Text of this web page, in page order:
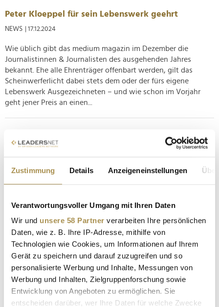
Zustimmung Details Anzeigeneinstellungen
Verantwortungsvoller Umgang mit Ihren Daten
Wir und unsere 58 Partner verarbeiten Ihre persönlichen
Daten, wie z. B. Ihre IP-Adresse, mithilfe von
Technologien wie Cookies, um Informationen auf Ihrem
Gerät zu speichern und darauf zuzugreifen und so
personalisierte Werbung und Inhalte, Messungen von
Werbung und Inhalten, Zielgruppenforschung sowie
Entwicklung von Angeboten zu ermöglichen. Sie
entscheiden darüber, wer Ihre Daten für welche Zwecke
Peter Kloeppel für sein Lebenswerk geehrt
NEWS | 17.12.2024
Wie üblich gibt das medium magazin im Dezember die
Journalistinnen & Journalisten des ausgehenden Jahres
bekannt. Ehe alle Ehrenträger offenbart werden, gilt das
Scheinwerferlicht dabei stets dem oder der fürs eigene
Lebenswerk Ausgezeichneten – und wie schon im Vorjahr
geht jener Preis an einen...
bekannt
NEWS | 09.12.2024
der renommierten Preisverleihung am Sonntag, 05. Januar in
Los Angeles über die Bühne geht. In nicht weniger als 27
Kategorien...
Neue Unterkategorien beim Deutschen Digital
Award 2025
NEWS | 03.12.2024